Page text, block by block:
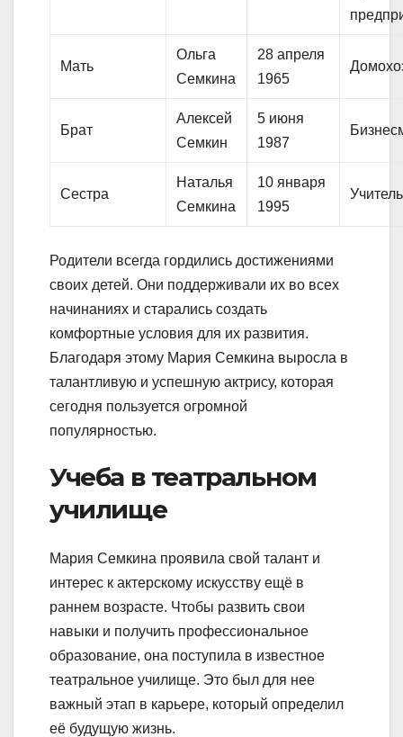
Мать
Ольга
Семкина
28 апреля
1965
Брат
Алексей
Семкин
5 июня
1987
Сестра
Наталья
Семкина
10 января
1995
Учитель
Родители всегда гордились достижениями
своих детей. Они поддерживали их во всех
начинаниях и старались создать
комфортные условия для их развития.
Благодаря этому Мария Семкина выросла в
талантливую и успешную актрису, которая
сегодня пользуется огромной
популярностью.
Учеба в театральном
училище
Мария Семкина проявила свой талант и
интерес к актерскому искусству ещё в
раннем возрасте. Чтобы развить свои
навыки и получить профессиональное
образование, она поступила в известное
театральное училище. Это был для нее
важный этап в карьере, который определил
её будущую жизнь.